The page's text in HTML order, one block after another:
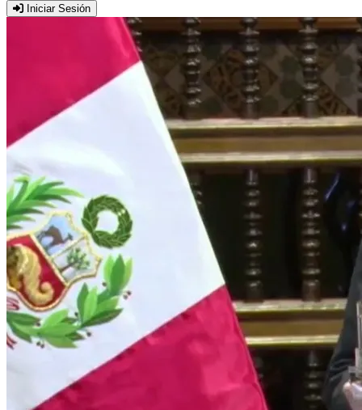
Iniciar Sesión